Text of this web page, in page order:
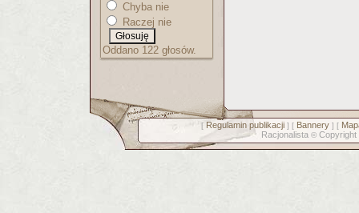
Chyba nie
Raczej nie
Oddano 122 głosów.
[ Regulamin publikacji] [ Bannery] [
Racjonalista © Copyright